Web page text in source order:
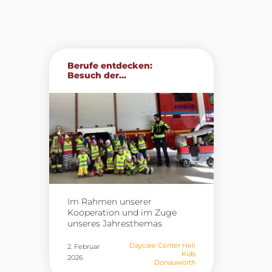
Berufe entdecken:
Besuch der...
Im Rahmen unserer
Kooperation und im Zuge
unseres Jahresthemas
der Heli Kids in Donauwörth
gestern die Werkfeuerwehr
von Airbus. Vor Ort erhielten
2. Februar
2026
Daycare Center Heli
Kids
Donauwörth